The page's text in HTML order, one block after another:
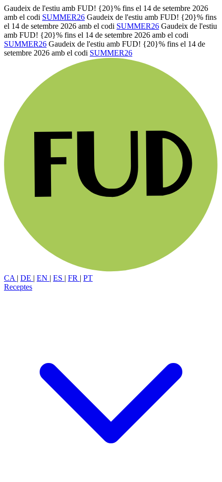
Gaudeix de l'estiu amb FUD! {20}% fins el 14 de setembre 2026
amb el codi SUMMER26 Gaudeix de l'estiu amb FUD! {20}% fins
el 14 de setembre 2026 amb el codi SUMMER26 Gaudeix de l'estiu
amb FUD! {20}% fins el 14 de setembre 2026 amb el codi
SUMMER26 Gaudeix de l'estiu amb FUD! {20}% fins el 14 de
setembre 2026 amb el codi SUMMER26
CA | DE | EN | ES | FR | PT
Receptes